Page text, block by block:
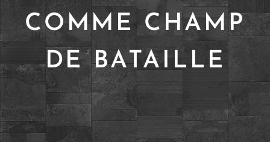
COMME CHAMP
DE BATAILLE